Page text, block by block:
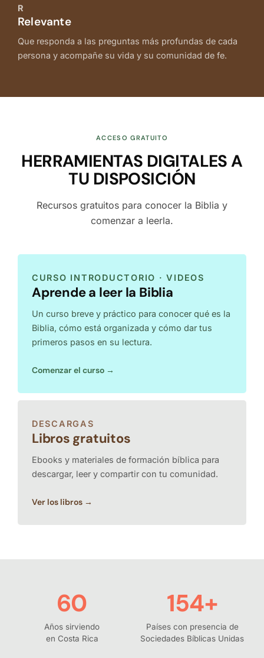
R
Relevante
Que responda a las preguntas más profundas de cada
persona y acompañe su vida y su comunidad de fe.
ACCESO GRATUITO
HERRAMIENTAS DIGITALES A
TU DISPOSICIÓN
Recursos gratuitos para conocer la Biblia y
comenzar a leerla.
CURSO INTRODUCTORIO · VIDEOS
Aprende a leer la Biblia
Un curso breve y práctico para conocer qué es la
Biblia, cómo está organizada y cómo dar tus
primeros pasos en su lectura.
Comenzar el curso →
DESCARGAS
Libros gratuitos
Ebooks y materiales de formación bíblica para
descargar, leer y compartir con tu comunidad.
Ver los libros →
60
Años sirviendo
en Costa Rica
154+
Países con presencia de
Sociedades Bíblicas Unidas